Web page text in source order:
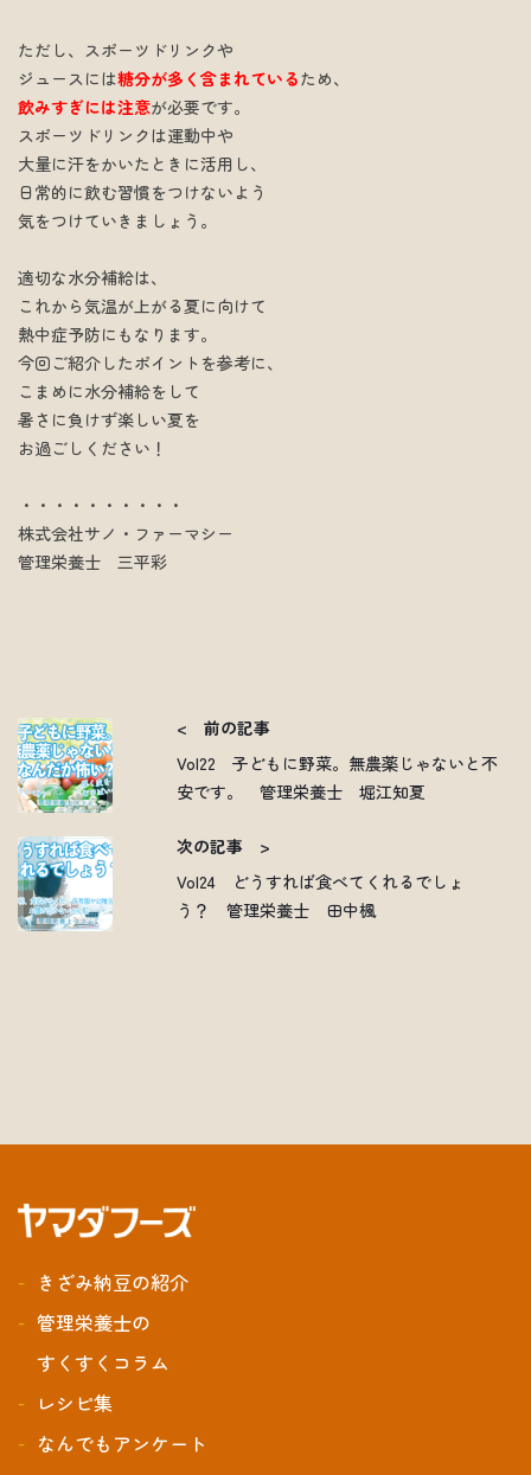
ただし、スポーツドリンクや
ジュースには糖分が多く含まれているため、
飲みすぎには注意が必要です。
スポーツドリンクは運動中や
大量に汗をかいたときに活用し、
日常的に飲む習慣をつけないよう
気をつけていきましょう。
適切な水分補給は、
これから気温が上がる夏に向けて
熱中症予防にもなります。
今回ご紹介したポイントを参考に、
こまめに水分補給をして
暑さに負けず楽しい夏を
お過ごしください！
・・・・・・・・・・
株式会社サノ・ファーマシー
管理栄養士 三平彩
< 前の記事
Vol22 子どもに野菜。無農薬じゃないと不
安です。 管理栄養士 堀江知夏
次の記事 >
Vol24 どうすれば食べてくれるでしょ
う？ 管理栄養士 田中楓
きざみ納豆の紹介
管理栄養士の
すくすくコラム
レシピ集
なんでもアンケート